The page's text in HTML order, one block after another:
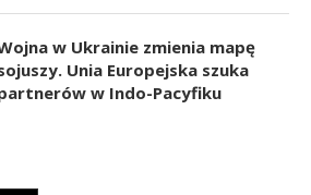
w Ukrainie zmienia mapę
Unia Europejska szuka
w Indo-Pacyfiku